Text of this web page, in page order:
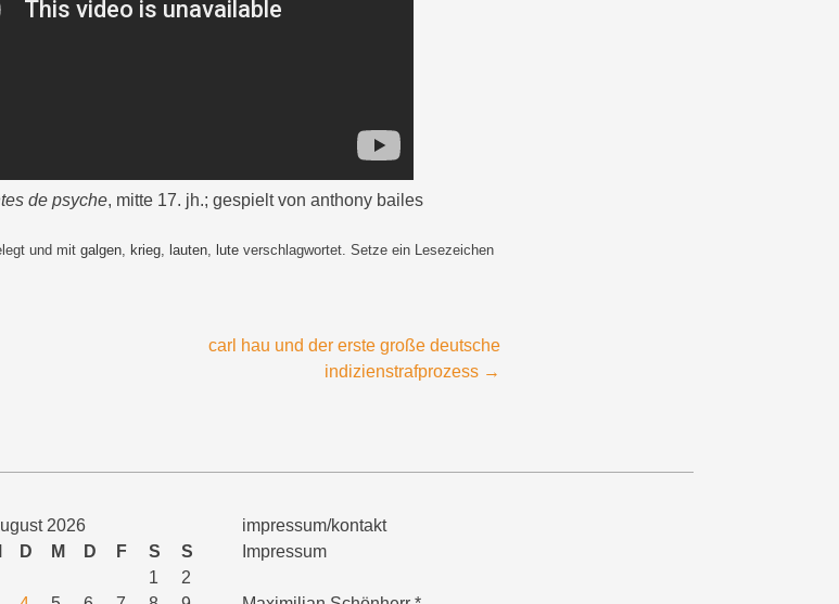
de psyche, mitte 17. jh.; gespielt von anthony bailes
und mit galgen, krieg, lauten, lute verschlagwortet. Setze ein Lesezeichen
carl hau und der erste große deutsche
indizienstrafprozess →
2026
D M D F S
S
1
2
impressum/kontakt
Impressum